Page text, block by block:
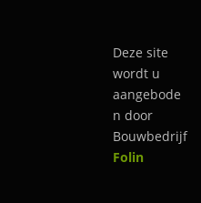
Deze site
wordt u
aangebode
n door
Bouwbedrijf
Folin